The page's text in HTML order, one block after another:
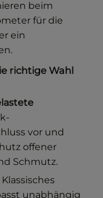
beim
für die
ein
richtige Wahl
vor und
offener
Schmutz.
Klassisches
unabhängig